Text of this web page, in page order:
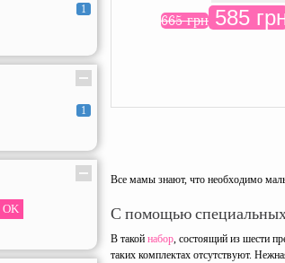
1
1
665 грн585
Все мамы знают, что необходимо
С помощью специальных
В такой набор, состоящий из шести
таких комплектах отсутствуют.